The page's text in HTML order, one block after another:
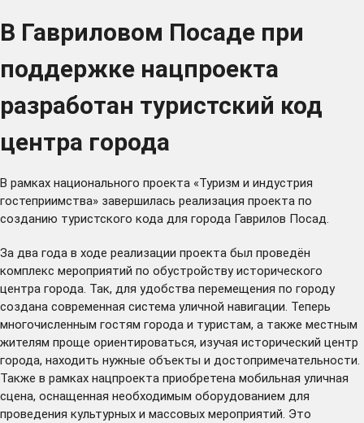
В Гавриловом Посаде при
поддержке нацпроекта
разработан туристский код
центра города
В рамках национального проекта «Туризм и индустрия
гостеприимства» завершилась реализация проекта по
созданию туристского кода для города Гаврилов Посад.
За два года в ходе реализации проекта был проведён
комплекс мероприятий по обустройству исторического
центра города. Так, для удобства перемещения по городу
создана современная система уличной навигации. Теперь
многочисленным гостям города и туристам, а также местным
жителям проще ориентироваться, изучая исторический центр
города, находить нужные объекты и достопримечательности.
Также в рамках нацпроекта приобретена мобильная уличная
сцена, оснащенная необходимым оборудованием для
проведения культурных и массовых мероприятий. Это